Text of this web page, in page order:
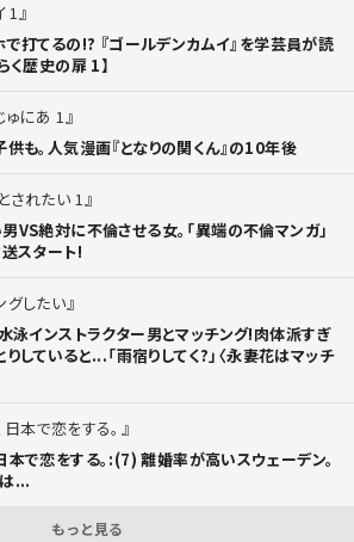
1
で打てるの!? 『ゴールデンカムイ』を学芸員が読
く歴史の扉 1】
ゅにあ 1
も。人気漫画『となりの関くん』の10年後
されたい 1
VS絶対に不倫させる女。「異端の不倫マンガ」
スタート!
グしたい
水泳インストラクター男とマッチング!肉体派すぎ
していると...「雨宿りしてく?」〈永妻花はマッチ
本で恋をする。
本で恋をする。:(7) 離婚率が高いスウェーデン。
...
もっと見る